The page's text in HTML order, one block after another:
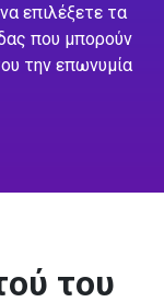
επιλέξετε τα
που μπορούν
την επωνυμία
του